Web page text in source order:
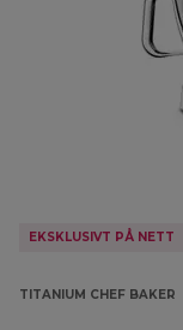
EKSKLUSIVT PÅ NETT
TITANIUM CHEF BAKER